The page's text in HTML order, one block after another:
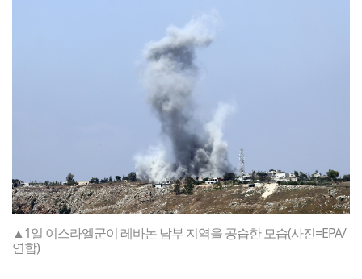
▲1일 이스라엘군이 레바논 남부 지역을 공습한 모습(사진=EPA/
연합)